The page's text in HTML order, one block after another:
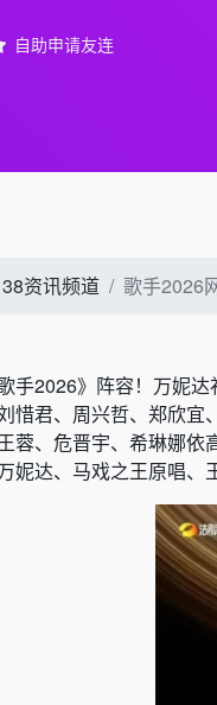
自助申请友连
38资讯频道 歌手2026
手2026》阵容！万妮达
惜君、周兴哲、郑欣宜
蓉、危晋宇、希琳娜依
妮达、马戏之王原唱、